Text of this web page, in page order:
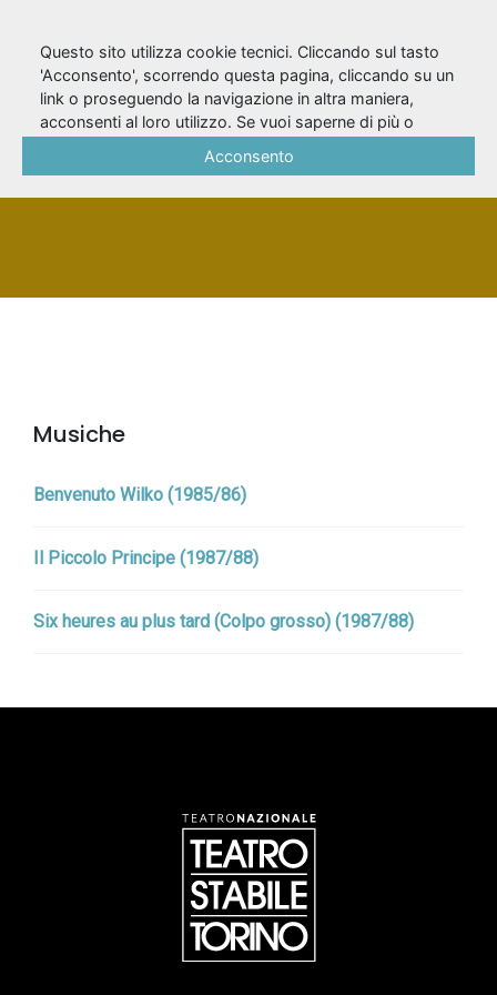
Gianani, Fiorenzo
PERSONA
Musiche
Benvenuto Wilko (1985/86)
Il Piccolo Principe (1987/88)
Six heures au plus tard (Colpo grosso) (1987/88)
Questo sito utilizza cookie tecnici. Cliccando sul tasto
'Acconsento', scorrendo questa pagina, cliccando su un
link o proseguendo la navigazione in altra maniera,
acconsenti al loro utilizzo. Se vuoi saperne di più o
Acconsento